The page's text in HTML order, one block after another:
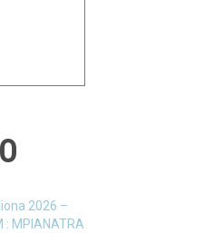
2026 –
: MPIANATRA